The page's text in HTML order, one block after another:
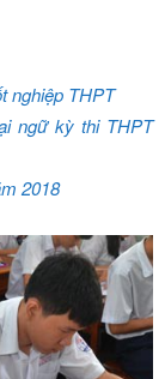
nghiệp THPT
ngữ kỳ thi THPT
2018